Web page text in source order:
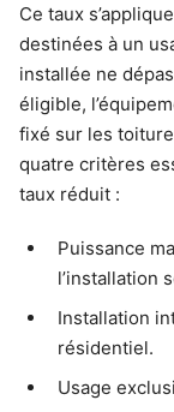
Ce taux
destinées à un
installée ne
éligible,
fixé sur les
quatre critères
taux réduit :
Puissance
l’installation
Installation
résidentiel.
Usage